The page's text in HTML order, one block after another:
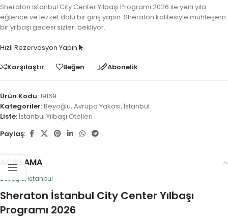
Sheraton İstanbul City Center Yılbaşı Programı 2026 ile yeni yıla
eğlence ve lezzet dolu bir giriş yapın. Sheraton kalitesiyle muhteşem
bir yılbaşı gecesi sizleri bekliyor.
Hızlı Rezervasyon Yapın
Karşılaştır
Beğen Abonelik
Ürün Kodu:19169
Kategoriler:Beyoğlu, Avrupa Yakası, İstanbul
Liste: İstanbul Yılbaşı Otelleri
Paylaş:
AÇIKLAMA
Beyoğlu, İstanbul
Sheraton İstanbul City Center Yılbaşı
Programı 2026